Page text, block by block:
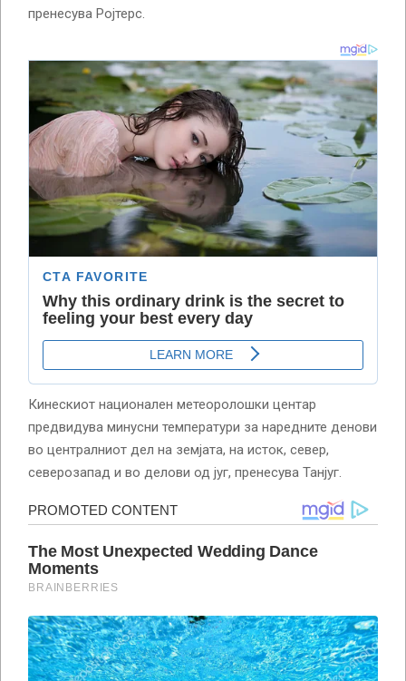
пренесува Ројтерс.
Кинескиот национален метеоролошки центар
предвидува минусни температури за наредните денови
во централниот дел на земјата, на исток, север,
северозапад и во делови од југ, пренесува Танјуг.